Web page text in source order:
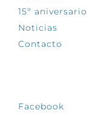
15º aniversario
Noticias
Contacto
Facebook